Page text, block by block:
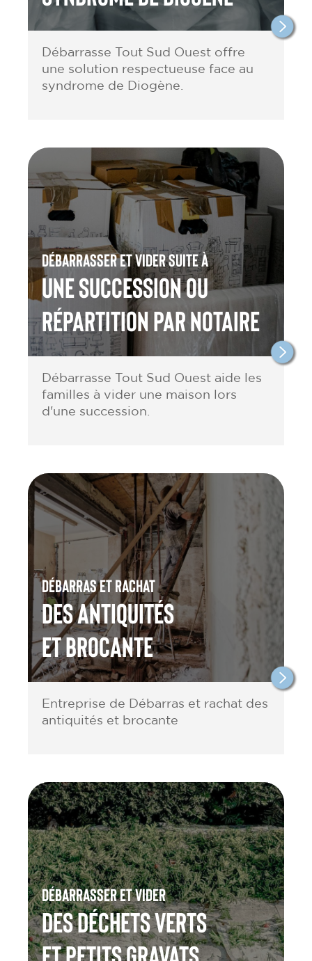
Débarrasse Tout Sud Ouest offre
une solution respectueuse face au
syndrome de Diogène.
Débarrasser et vider suite à
une Succession ou
répartition par notaire
Débarrasse Tout Sud Ouest aide les
familles à vider une maison lors
d'une succession.
Débarras et rachat
des antiquités
et brocante
Entreprise de Débarras et rachat des
antiquités et brocante
Débarrasser et vider
des Déchets verts